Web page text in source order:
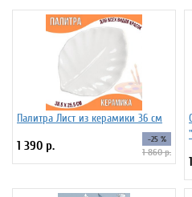
Палитра Лист из керамики 36 см
1 390 р. -25 %
1 860 р.